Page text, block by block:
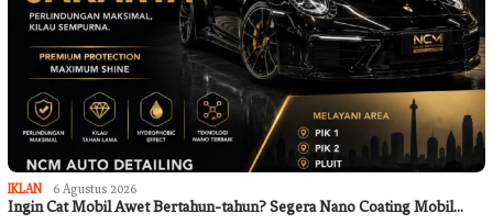
IKLAN 6 Agustus 2026
Ingin Cat Mobil Awet Bertahun-tahun? Segera Nano Coating Mobil…